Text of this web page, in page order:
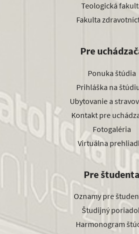
Teologická
Fakulta
Pre
Ponuka štúdia
Prihláška na
Ubytovanie a
Kontakt pre
Fotogaléria
Virtuálna
Pre študenta
Oznamy pre
Študijný
Harmonogram